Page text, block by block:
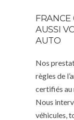
FRANCE
AUSSI
AUTO
Nos
règles de
certifiés au
Nous
véhicules,